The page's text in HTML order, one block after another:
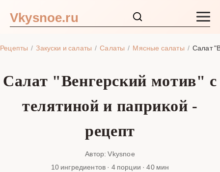
Vkysnoe.ru
Рецепты Закуски и салаты Салаты Мясные салаты Салат
Салат "Венгерский мотив" с
телятиной и паприкой -
рецепт
Автор: Vkysnoe
10 ингредиентов · 4 порции · 40 мин